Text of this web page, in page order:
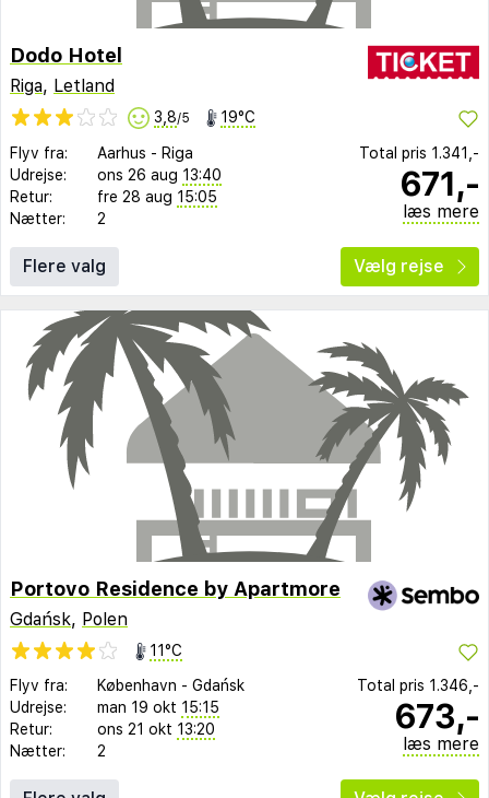
Dodo Hotel
Riga, Letland
3,8/5 19°C
Flyv fra: Aarhus - Riga
Udrejse:
ons 26 aug 13:40
Retur:
fre 28 aug 15:05
Nætter:
2
Total pris 1.341,-
671,-
læs mere
Flere valg Vælg rejse
Portovo Residence by Apartmore
Gdańsk, Polen
11°C
Flyv fra:
København - Gdańsk
Udrejse:
man 19 okt 15:15
Retur:
ons 21 okt 13:20
Nætter:
2
Total pris 1.346,-
673,-
læs mere